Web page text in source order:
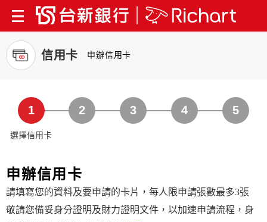
信用卡 申辦信用卡
1
選擇信用卡
2 3 4 5
申辦信用卡
請填寫您的資料及要申請的卡片，每人限申請張數最多3張
敬請您備妥身分證明及財力證明文件，以加速申請流程，身